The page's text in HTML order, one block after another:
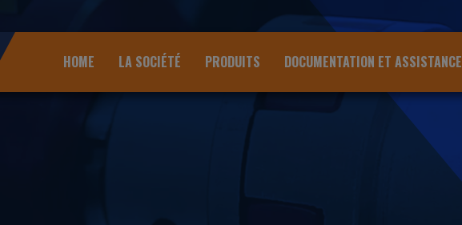
HOME LA SOCIÉTÉ PRODUITS DOCUMENTATION ET ASSISTANCE